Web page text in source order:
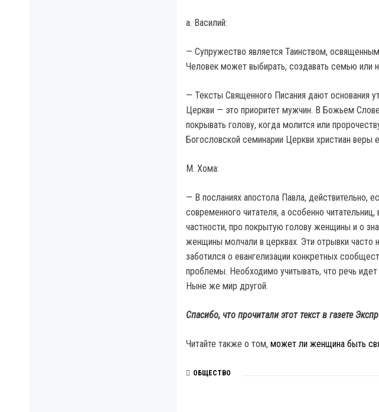
а. Василий:
— Супружество является Таинством,
Человек может выбирать, создавать семью или
— Тексты Священного Писания дают основания
Церкви — это приоритет мужчин. В Божьем
покрывать голову, когда молится или
Богословской семинарии Церкви христиан веры
М. Хома:
— В посланиях апостола Павла, действительно,
современного читателя, а особенно
частности, про покрытую голову женщины и о
женщины молчали в церквах. Эти отрывки часто
заботился о евангелизации конкретных
проблемы. Необходимо учитывать, что речь
Ныне же мир другой.
Спасибо, что прочитали этот текст в газете
Читайте также о том, может ли женщина быть
ОБЩЕСТВО